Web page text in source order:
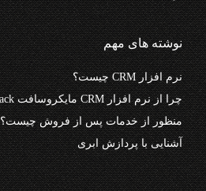
نوشته های مهم
نرم افزار CRM چیست؟
چرا از نرم افزار CRM مایکروسافت crack شده استفاده نکنیم؟
منظور از خدمات پس از فروش چیست؟
آشنایی با پردازش ابری